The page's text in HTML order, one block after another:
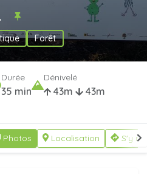
Forêt
Durée
35 min
Dénivelé
43m 43m
Photos Localisation S'y